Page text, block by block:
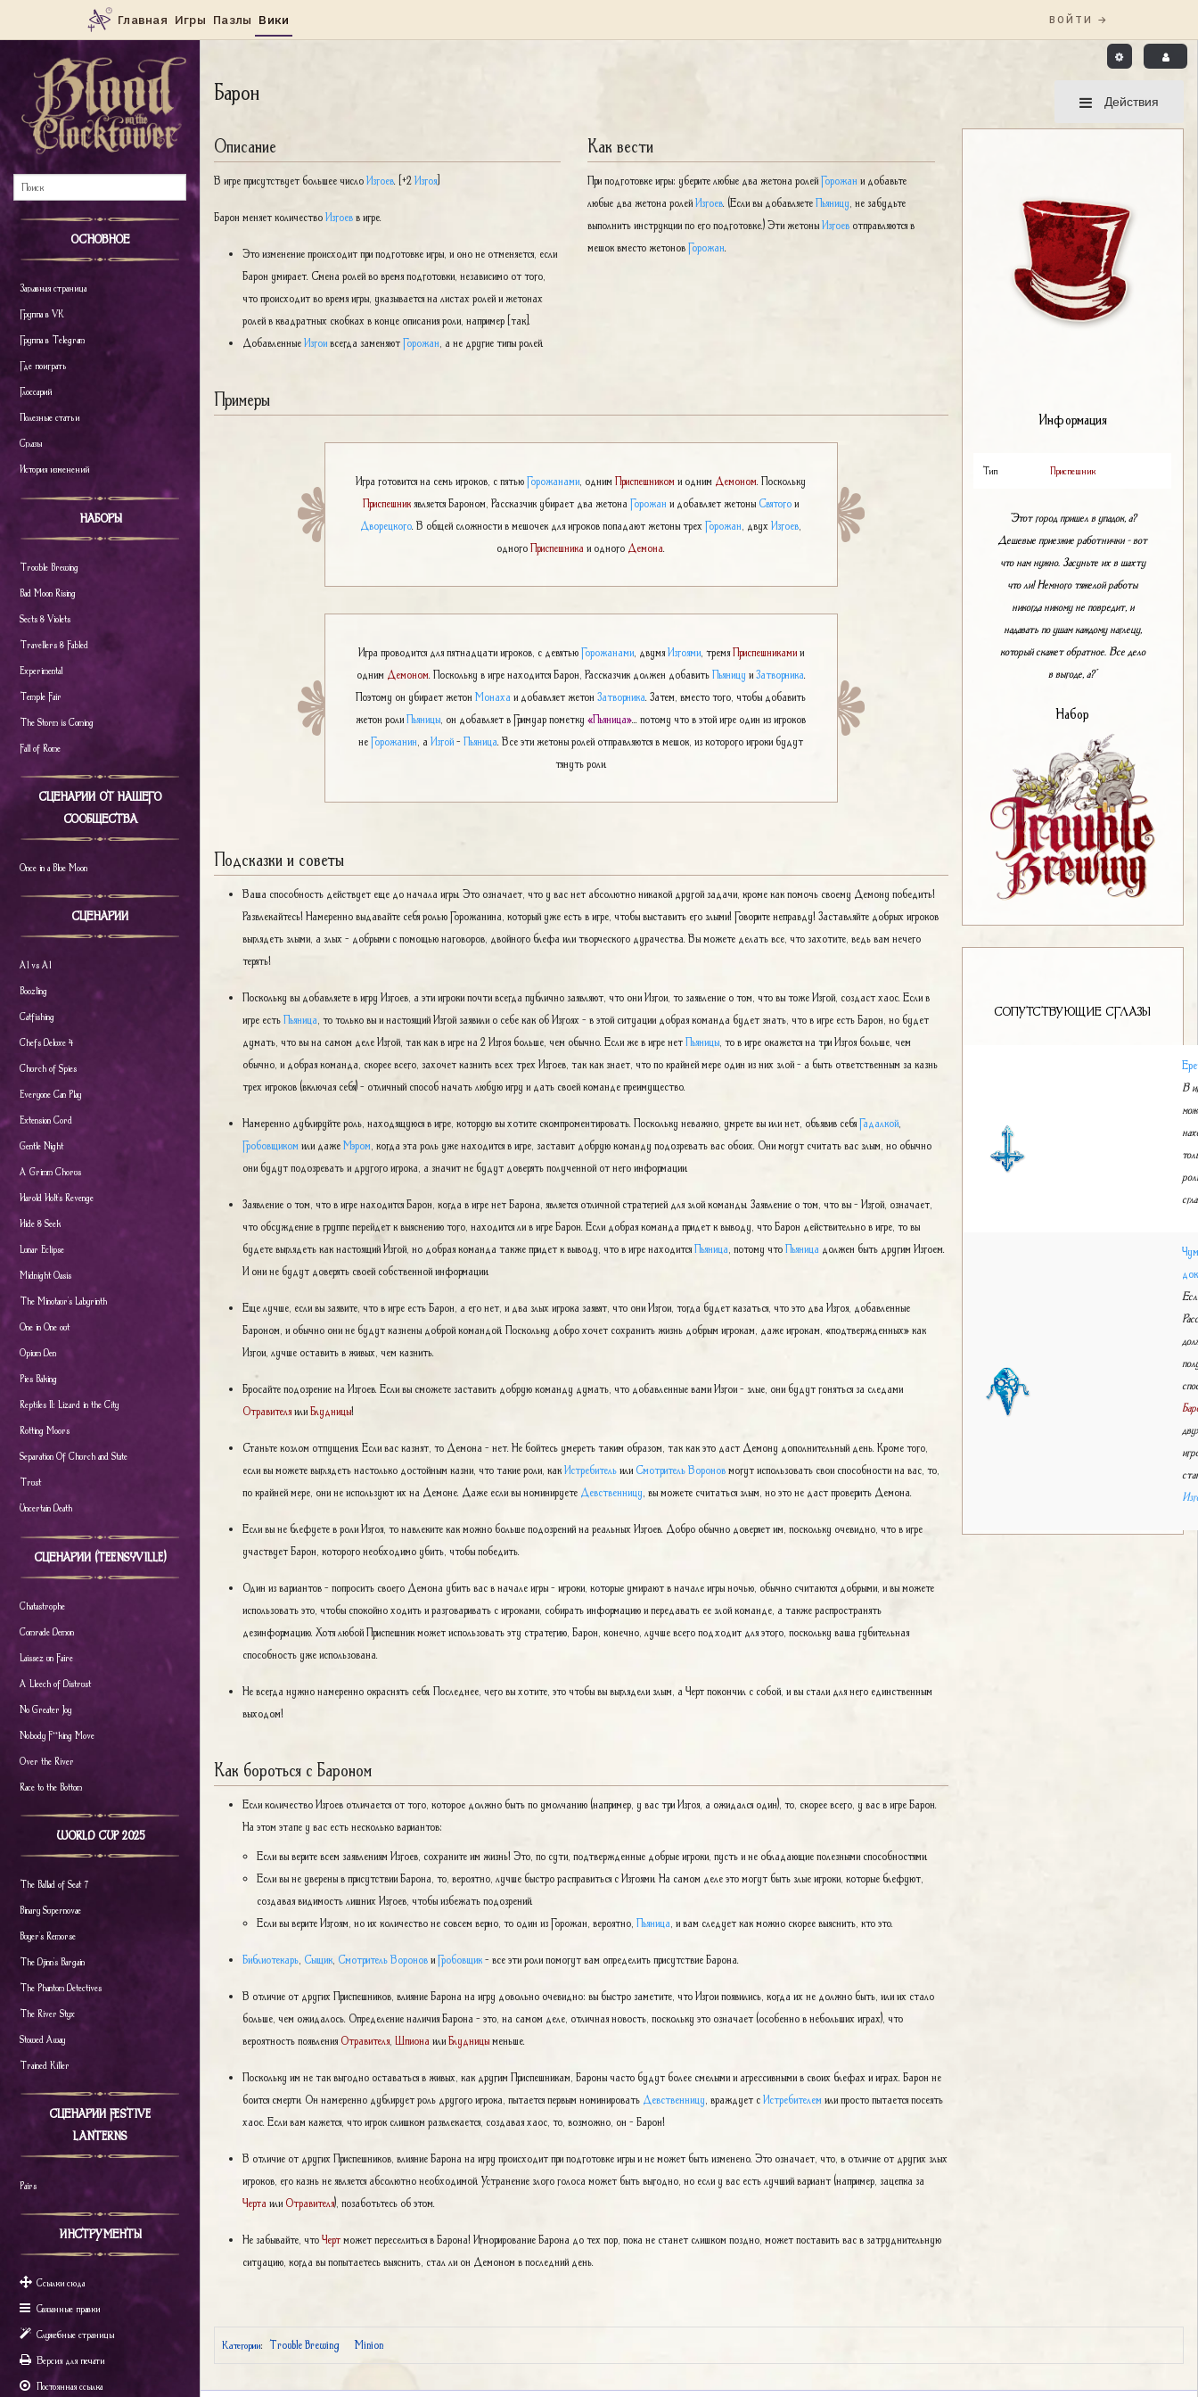
ОСНОВНОЕ
Заглавная страница
Группа в VK
Группа в Telegram
Где поиграть
Глоссарий
Полезные статьи
Сглазы
История изменений
НАБОРЫ
Trouble Brewing
Bad Moon Rising
Sects & Violets
Travellers & Fabled
Experimental
Temple Fair
The Storm is Coming
Fall of Rome
СЦЕНАРИИ ОТ НАШЕГО
СООБЩЕСТВА
Once in a Blue Moon
СЦЕНАРИИ
Al vs Al
Boozling
Catfishing
Chefs Deluxe 4
Church of Spies
Everyone Can Play
Extension Cord
Gentle Night
A Grimm Chorus
Harold Holt's Revenge
Hide & Seek
Lunar Eclipse
Midnight Oasis
The Minotaur's Labyrinth
One in One out
Opium Den
Pies Baking
Reptiles II: Lizard in the City
Rotting Moors
Separation Of Church and State
Trust
Uncertain Death
СЦЕНАРИИ (TEENSYVILLE)
Chatastrophe
Comrade Demon
Laissez un Faire
A Lleech of Distrust
No Greater Joy
Nobody F**king Move
Over the River
Race to the Bottom
WORLD CUP 2025
The Ballad of Seat 7
Binary Supernovae
Buyer's Remorse
The Djinn's Bargain
The Phantom Detectives
The River Styx
Stowed Away
Trained Killer
СЦЕНАРИИ FESTIVE
LANTERNS
Pairs
ИНСТРУМЕНТЫ
Ссылки сюда
Связанные правки
Служебные страницы
Версия для печати
Постоянная ссылка
Действия
Барон
Информация
Тип Приспешник
"Этот город пришел в упадок, а?
Дешевые приезжие работнички – вот
что нам нужно. Засуньте их в шахту
что ли! Немного тяжелой работы
никогда никому не повредит, и
надавать по ушам каждому наглецу,
который скажет обратное. Все дело
в выгоде, а?"
Набор
СОПУТСТВУЮЩИЕ СГЛАЗЫ
В
Описание
В игре присутствует большее числоИзгоев. [+2Изгоя]
Барон меняет количествоИзгоевв игре.
Это изменение происходит при подготовке игры, и оно не отменяется, если
Барон умирает. Смена ролей во время подготовки, независимо от того,
что происходит во время игры, указывается на листах ролей и жетонах
ролей в квадратных скобках в конце описания роли, например [так].
ДобавленныеИзгоивсегда заменяютГорожан, а не другие типы ролей.
Как вести
При подготовке игры: уберите любые два жетона ролейГорожан и добавьте
любые два жетона ролейИзгоев. (Если вы добавляетеПьяницу, не забудьте
выполнить инструкции по его подготовке.) Эти жетоныИзгоев отправляются в
мешок вместо жетоновГорожан.
Примеры
Игра готовится на семь игроков, с пятьюГорожанами , однимПриспешникоми одним Демоном . Поскольку
Приспешник является Бароном, Рассказчик убирает два жетонаГорожан и добавляет жетоны Святогои
Дворецкого . В общей сложности в мешочек для игроков попадают жетоны трехГорожан , двухИзгоев
одногоПриспешника и одного Демона
Игра проводится для пятнадцати игроков, с девятьюГорожанами, двумяИзгоями, тремяПриспешникамии
одним Демоном. Поскольку в игре находится Барон, Рассказчик должен добавитьПьяницу иЗатворника
Поэтому он убирает жетонМонаха и добавляет жетонЗатворника . Затем, вместо того, чтобы добавить
жетон ролиПьяницы , он добавляет в Гримуар пометку«Пьяница» ... потому что в этой игре один из игроков
неГорожанин , аИзгой-Пьяница . Все эти жетоны ролей отправляются в мешок, из которого игроки будут
тянуть роли.
Подсказки и советы
Ваша способность действует еще до начала игры. Это означает, что у вас нет абсолютно никакой другой задачи, кроме как помочь своему Демону победить!
Развлекайтесь! Намеренно выдавайте себя ролью Горожанина, который уже есть в игре, чтобы выставить его злыми! Говорите неправду! Заставляйте добрых игроков
выглядеть злыми, а злых - добрыми с помощью наговоров, двойного блефа или творческого дурачества. Вы можете делать все, что захотите, ведь вам нечего
терять!
Поскольку вы добавляете в игру Изгоев, а эти игроки почти всегда публично заявляют, что они Изгои, то заявление о том, что вы тоже Изгой, создаст хаос. Если в
игре естьПьяница , то только вы и настоящий Изгой заявили о себе как об Изгоях - в этой ситуации добрая команда будет знать, что в игре есть Барон, но будет
думать, что вы на самом деле Изгой, так как в игре на 2 Изгоя больше, чем обычно. Если же в игре нетПьяницы , то в игре окажется на три Изгоя больше, чем
обычно, и добрая команда, скорее всего, захочет казнить всех трех Изгоев, так как знает, что по крайней мере один из них злой - а быть ответственным за казнь
трех игроков (включая себя) - отличный способ начать любую игру и дать своей команде преимущество.
Намеренно дублируйте роль, находящуюся в игре, которую вы хотите скомпроментировать. Поскольку неважно, умрете вы или нет, объявив себяГадалкой
Гробовщикомили дажеМэром , когда эта роль уже находится в игре, заставит добрую команду подозревать вас обоих. Они могут считать вас злым, но обычно
они будут подозревать и другого игрока, а значит не будут доверять полученной от него информации.
Заявление о том, что в игре находится Барон, когда в игре нет Барона, является отличной стратегией для злой команды. Заявление о том, что вы - Изгой, означает,
что обсуждение в группе перейдет к выяснению того, находится ли в игре Барон. Если добрая команда придет к выводу, что Барон действительно в игре, то вы
будете выглядеть как настоящий Изгой, но добрая команда также придет к выводу, что в игре находитсяПьяница , потому чтоПьяница должен быть другим Изгоем.
И они не будут доверять своей собственной информации.
Еще лучше, если вы заявите, что в игре есть Барон, а его нет, и два злых игрока заявят, что они Изгои, тогда будет казаться, что это два Изгоя, добавленные
Бароном, и обычно они не будут казнены доброй командой. Поскольку добро хочет сохранить жизнь добрым игрокам, даже игрокам, «подтвержденных» как
Изгои, лучше оставить в живых, чем казнить.
Бросайте подозрение на Изгоев. Если вы сможете заставить добрую команду думать, что добавленные вами Изгои - злые, они будут гоняться за следами
ОтравителяилиБлудницы!
Станьте козлом отпущения. Если вас казнят, то Демона - нет. Не бойтесь умереть таким образом, так как это даст Демону дополнительный день. Кроме того,
если вы можете выглядеть настолько достойным казни, что такие роли, какИстребительили Смотритель Вороновмогут использовать свои способности на вас, то,
по крайней мере, они не используют их на Демоне. Даже если вы номинируете Девственницу , вы можете считаться злым, но это не даст проверить Демона.
Если вы не блефуете в роли Изгоя, то навлеките как можно больше подозрений на реальных Изгоев. Добро обычно доверяет им, поскольку очевидно, что в игре
участвует Барон, которого необходимо убить, чтобы победить.
Один из вариантов - попросить своего Демона убить вас в начале игры - игроки, которые умирают в начале игры ночью, обычно считаются добрыми, и вы можете
использовать это, чтобы спокойно ходить и разговаривать с игроками, собирать информацию и передавать ее злой команде, а также распространять
дезинформацию. Хотя любой Приспешник может использовать эту стратегию, Барон, конечно, лучше всего подходит для этого, поскольку ваша губительная
способность уже использована.
Не всегда нужно намеренно окраснять себя. Последнее, чего вы хотите, это чтобы вы выглядели злым, а Черт покончил с собой, и вы стали для него единственным
выходом!
Как бороться с Бароном
Если количество Изгоев отличается от того, которое должно быть по умолчанию (например, у вас три Изгоя, а ожидался один), то, скорее всего, у вас в игре Барон.
На этом этапе у вас есть несколько вариантов:
Если вы верите всем заявлениям Изгоев, сохраните им жизнь! Это, по сути, подтвержденные добрые игроки, пусть и не обладающие полезными способностями.
Если вы не уверены в присутствии Барона, то, вероятно, лучше быстро расправиться с Изгоями. На самом деле это могут быть злые игроки, которые блефуют,
создавая видимость лишних Изгоев, чтобы избежать подозрений.
Если вы верите Изгоям, но их количество не совсем верно, то один из Горожан, вероятно,Пьяница , и вам следует как можно скорее выяснить, кто это.
Библиотекарь Сыщик Смотритель ВороновиГробовщик- все эти роли помогут вам определить присутствие Барона.
В отличие от других Приспешников, влияние Барона на игру довольно очевидно: вы быстро заметите, что Изгои появились, когда их не должно быть, или их стало
больше, чем ожидалось. Определение наличия Барона - это, на самом деле, отличная новость, поскольку это означает (особенно в небольших играх), что
вероятность появленияОтравителя,Шпиона илиБлудницыменьше.
Поскольку им не так выгодно оставаться в живых, как другим Приспешникам, Бароны часто будут более смелыми и агрессивными в своих блефах и играх. Барон не
боится смерти. Он намеренно дублирует роль другого игрока, пытается первым номинировать Девственницу , враждует сИстребителемили просто пытается посеять
хаос. Если вам кажется, что игрок слишком развлекается, создавая хаос, то, возможно, он - Барон!
В отличие от других Приспешников, влияние Барона на игру происходит при подготовке игры и не может быть изменено. Это означает, что, в отличие от других злых
игроков, его казнь не является абсолютно необходимой. Устранение злого голоса может быть выгодно, но если у вас есть лучший вариант (например, зацепка за
Черта или Отравителя), позаботьтесь об этом.
Не забывайте, чтоЧертможет переселиться в Барона! Игнорирование Барона до тех пор, пока не станет слишком поздно, может поставить вас в затруднительную
ситуацию, когда вы попытаетесь выяснить, стал ли он Демоном в последний день.
Категории: Trouble Brewing Minion